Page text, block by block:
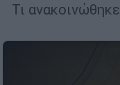
Τι ανακοινώθηκε